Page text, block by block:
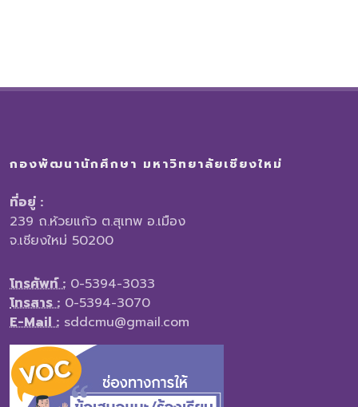
กองพัฒนานักศึกษา มหาวิทยาลัยเชียงใหม่
ที่อยู่ :
239 ถ.ห้วยแก้ว ต.สุเทพ อ.เมือง
จ.เชียงใหม่ 50200
โทรศัพท์ : 0-5394-3033
โทรสาร : 0-5394-3070
E-Mail : sddcmu@gmail.com